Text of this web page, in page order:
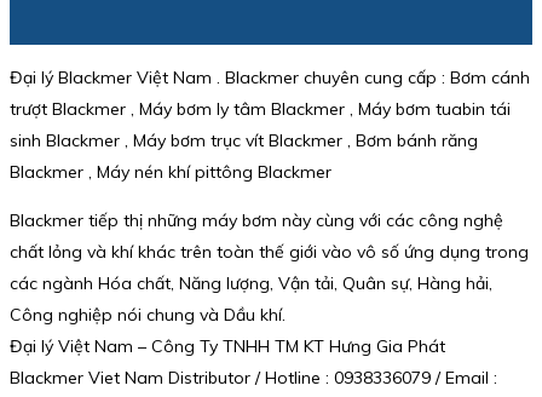
Đại lý Blackmer Việt Nam . Blackmer chuyên cung cấp : Bơm cánh
trượt Blackmer , Máy bơm ly tâm Blackmer , Máy bơm tuabin tái
sinh Blackmer , Máy bơm trục vít Blackmer , Bơm bánh răng
Blackmer , Máy nén khí pittông Blackmer
Blackmer tiếp thị những máy bơm này cùng với các công nghệ
chất lỏng và khí khác trên toàn thế giới vào vô số ứng dụng trong
các ngành Hóa chất, Năng lượng, Vận tải, Quân sự, Hàng hải,
Công nghiệp nói chung và Dầu khí.
Đại lý Việt Nam – Công Ty TNHH TM KT Hưng Gia Phát
Blackmer Viet Nam Distributor / Hotline : 0938336079 / Email :